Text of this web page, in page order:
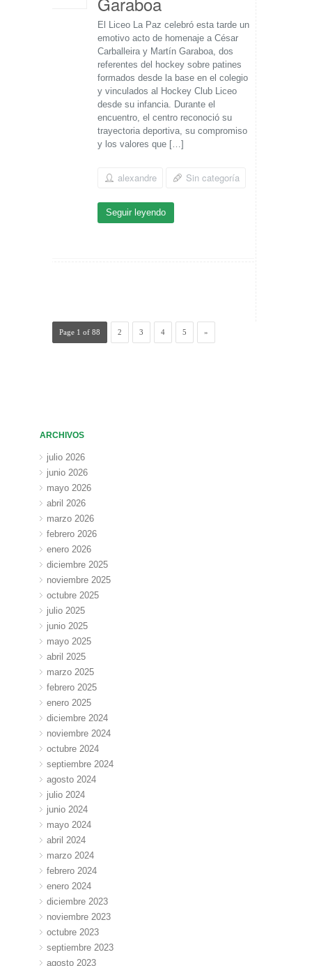
El Liceo La Paz celebró esta tarde un
emotivo acto de homenaje a César
Carballeira y Martín Garaboa, dos
referentes del hockey sobre patines
formados desde la base en el colegio
y vinculados al Hockey Club Liceo
desde su infancia. Durante el
encuentro, el centro reconoció su
trayectoria deportiva, su compromiso
y los valores que […]
alexandre Sin categoría
Seguir leyendo
Page 1 of 88 2 3 4 5 »
ARCHIVOS
julio 2026
junio 2026
mayo 2026
abril 2026
marzo 2026
febrero 2026
enero 2026
diciembre 2025
noviembre 2025
octubre 2025
julio 2025
junio 2025
mayo 2025
abril 2025
marzo 2025
febrero 2025
enero 2025
diciembre 2024
noviembre 2024
octubre 2024
septiembre 2024
agosto 2024
julio 2024
junio 2024
mayo 2024
abril 2024
marzo 2024
febrero 2024
enero 2024
diciembre 2023
noviembre 2023
octubre 2023
septiembre 2023
agosto 2023